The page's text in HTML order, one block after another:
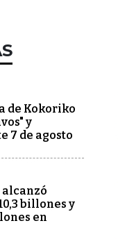
de Kokoriko
y
7 de agosto
alcanzó
billones y
en